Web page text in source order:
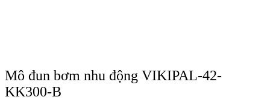
Mô đun bơm nhu động VIKIPAL-42-
KK300-B